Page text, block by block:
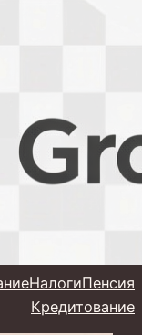
НалогиПенсия
Кредитование